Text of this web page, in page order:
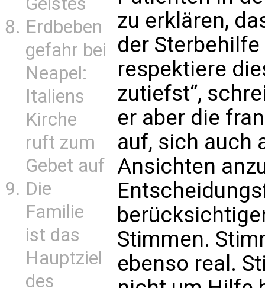
Erdbeben
gefahr bei
Neapel:
Italiens
Kirche
ruft zum
Gebet auf
Die
Familie
ist das
Hauptziel
des
zu erklären,
der
respektiere
zutiefst“,
er aber die
auf, sich auch
Ansichten
Stimmen.
ebenso real.